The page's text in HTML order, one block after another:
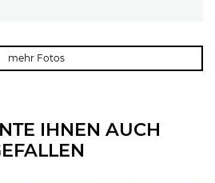
mehr Fotos
IHNEN AUCH